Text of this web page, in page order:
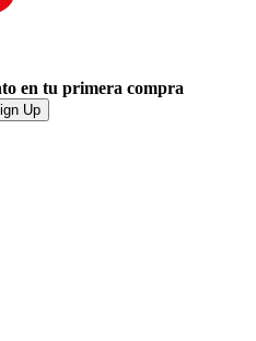
en tu primera compra
Up